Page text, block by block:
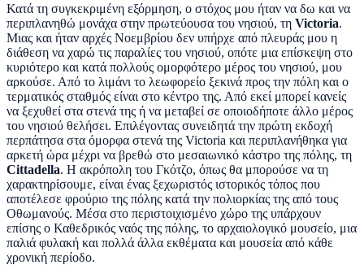
Κατά τη συγκεκριμένη εξόρμηση, ο στόχος μου ήταν να δω και να
περιπλανηθώ μονάχα στην πρωτεύουσα του νησιού, τη Victoria.
Μιας και ήταν αρχές Νοεμβρίου δεν υπήρχε από πλευράς μου η
διάθεση να χαρώ τις παραλίες του νησιού, οπότε μια επίσκεψη στο
κυριότερο και κατά πολλούς ομορφότερο μέρος του νησιού, μου
αρκούσε. Από το λιμάνι το λεωφορείο ξεκινά προς την πόλη και ο
τερματικός σταθμός είναι στο κέντρο της. Από εκεί μπορεί κανείς
να ξεχυθεί στα στενά της ή να μεταβεί σε οποιοδήποτε άλλο μέρος
του νησιού θελήσει. Επιλέγοντας συνειδητά την πρώτη εκδοχή
περπάτησα στα όμορφα στενά της Victoria και περιπλανήθηκα για
αρκετή ώρα μέχρι να βρεθώ στο μεσαιωνικό κάστρο της πόλης, τη
Cittadella. H ακρόπολη του Γκότζο, όπως θα μπορούσε να τη
χαρακτηρίσουμε, είναι ένας ξεχωριστός ιστορικός τόπος που
αποτέλεσε φρούριο της πόλης κατά την πολιορκίας της από τους
Οθωμανούς. Μέσα στο περιστοιχισμένο χώρο της υπάρχουν
επίσης ο Καθεδρικός ναός της πόλης, το αρχαιολογικό μουσείο, μια
παλιά φυλακή και πολλά άλλα εκθέματα και μουσεία από κάθε
χρονική περίοδο.